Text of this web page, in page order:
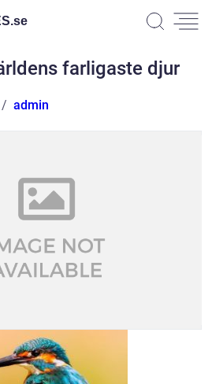
se
farligaste djur
admin